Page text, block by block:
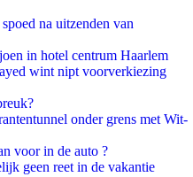
na uitzenden van
in hotel centrum Haarlem
wint nipt voorverkiezing
onder grens met Wit-
voor in de auto ?
geen reet in de vakantie